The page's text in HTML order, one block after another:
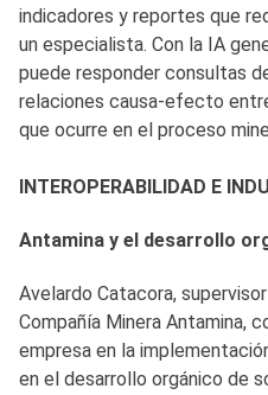
indicadores y reportes que
un especialista. Con la IA
puede responder consultas
relaciones causa-efecto
que ocurre en el proceso
INTEROPERABILIDAD E
Antamina y el desarrollo
Avelardo Catacora,
Compañía Minera Antamina,
empresa en la
en el desarrollo orgánico de